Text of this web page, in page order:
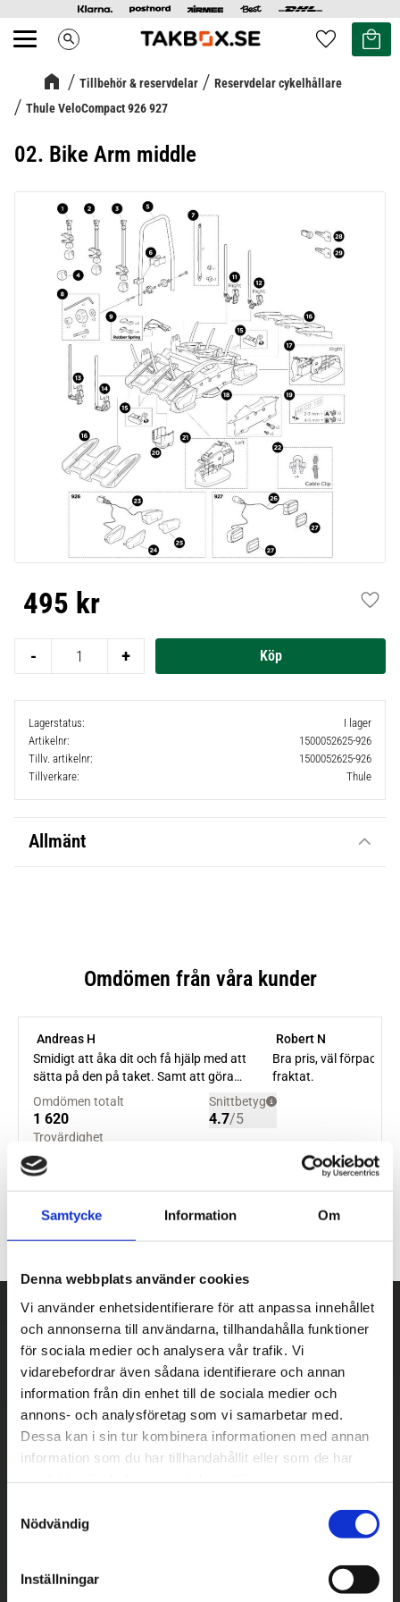
Samtycke Information Om
Denna webbplats använder cookies
Vi använder enhetsidentifierare för att anpassa innehållet
och annonserna till användarna, tillhandahålla funktioner
för sociala medier och analysera vår trafik. Vi
vidarebefordrar även sådana identifierare och annan
information från din enhet till de sociala medier och
annons- och analysföretag som vi samarbetar med.
Dessa kan i sin tur kombinera informationen med annan
information som du har tillhandahållit eller som de har
Nödvändig
Inställningar
Meny search Favoriter
Kundvagn
Tillbehör & reservdelar
Reservdelar cykelhållare
Thule VeloCompact 926 927
02. Bike Arm middle
495 kr
+
-
Lagerstatus
I lager
Artikelnr
1500052625-926
Tillv. artikelnr
1500052625-926
Tillverkare
Thule
Allmänt